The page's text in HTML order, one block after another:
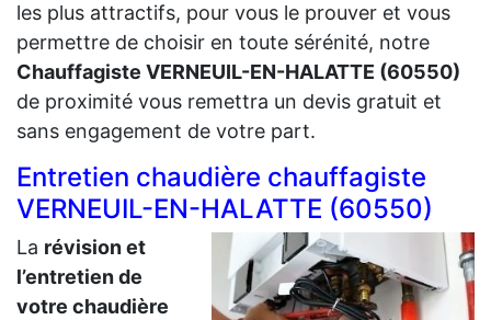
les plus attractifs, pour vous le prouver et vous
permettre de choisir en toute sérénité, notre
Chauffagiste VERNEUIL-EN-HALATTE (60550)
de proximité vous remettra un devis gratuit et
sans engagement de votre part.
Entretien chaudière chauffagiste
VERNEUIL-EN-HALATTE (60550)
La révision et
l’entretien de
votre chaudière